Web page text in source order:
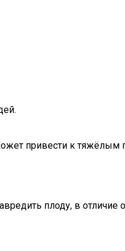
привести к тяжёлым
плоду, в отличие